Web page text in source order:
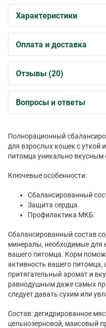
Характеристики
Оплата и доставка
Отзывы (20)
Вопросы и ответы
Полнорационный
для взрослых кошек с уткой
питомца уникально вкусным
Ключевые особенности:
Сбалансированный
Защита сердца.
Профилактика МКБ.
Сбалансированный состав
минералы, необходимые для
вашего питомца. Корм
активность вашего питомца,
притягательный аромат и
равнодушным даже самых
следует давать сухим или
Состав: дегидрированное
цельнозерновой, маисовый